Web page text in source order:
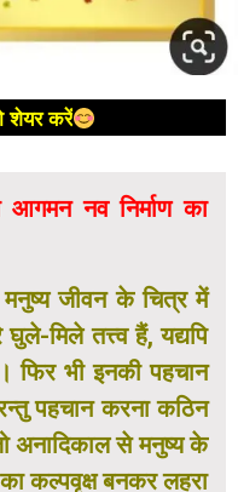
शेयर करें
नव निर्माण का
मनुष्य जीवन के चित्र में
मिले तत्त्व हैं, यद्यपि
भी इनकी पहचान
पहचान करना कठिन
अनादिकाल से मनुष्य के
कल्पवृक्ष बनकर लहरा